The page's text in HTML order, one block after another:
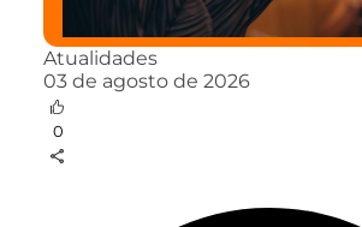
Atualidades
03 de agosto de 2026
0